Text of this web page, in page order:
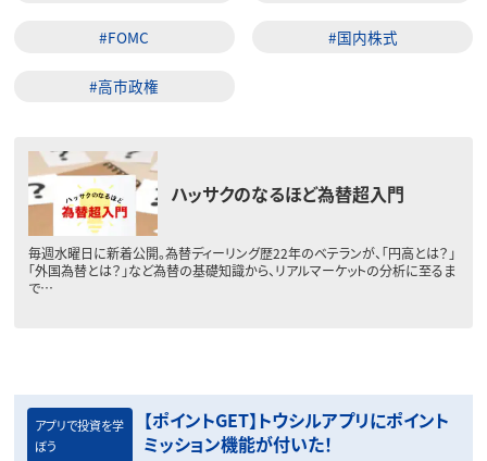
#FOMC #国内株式
#高市政権
ハッサクのなるほど為替超入門
毎週水曜日に新着公開。為替ディーリング歴22年のベテランが、「円高とは？」
「外国為替とは？」など為替の基礎知識から、リアルマーケットの分析に至るま
で…
アプリで投資を学
ぼう
【ポイントGET】トウシルアプリにポイント
ミッション機能が付いた！